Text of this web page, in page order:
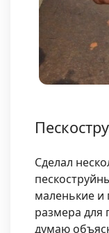
Сделал
маленькие
размера для
думаю